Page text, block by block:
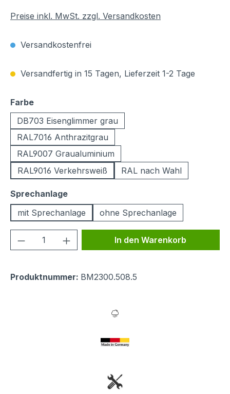
Preise inkl. MwSt. zzgl. Versandkosten
Versandkostenfrei
Versandfertig in 15 Tagen, Lieferzeit 1-2 Tage
Farbeauswählen
DB703 Eisenglimmer grau
RAL7016 Anthrazitgrau
RAL9007 Graualuminium
RAL9016 Verkehrsweiß
RAL nach Wahl
Sprechanlageauswählen
mit Sprechanlage
ohne Sprechanlage
Produkt Anzahl: Gib denIn den Warenkorb
Produktnummer: BM2300.508.5